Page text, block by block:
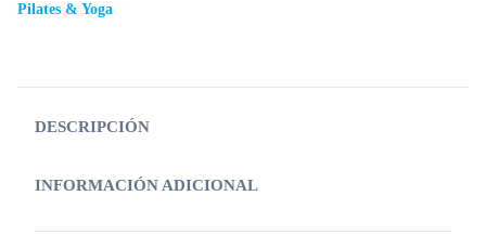
Pilates & Yoga
DESCRIPCIÓN
INFORMACIÓN ADICIONAL